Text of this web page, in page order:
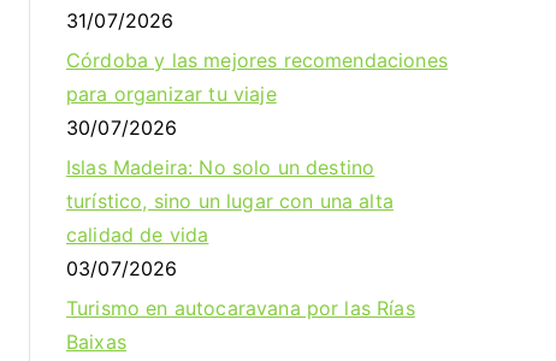
31/07/2026
Córdoba y las mejores recomendaciones
para organizar tu viaje
30/07/2026
Islas Madeira: No solo un destino
turístico, sino un lugar con una alta
calidad de vida
03/07/2026
Turismo en autocaravana por las Rías
Baixas